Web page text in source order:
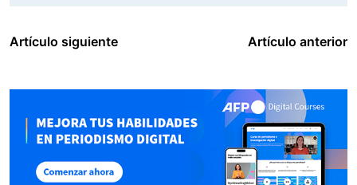
Artículo siguiente Artículo anterior